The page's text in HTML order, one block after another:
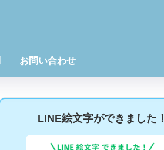
お問い合わせ
LINE絵文字ができました！